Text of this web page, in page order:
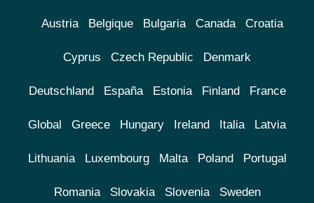
Austria Belgique Bulgaria Canada Croatia
Cyprus Czech Republic Denmark
Deutschland España Estonia Finland France
Global Greece Hungary Ireland Italia Latvia
Lithuania Luxembourg Malta Poland Portugal
Romania Slovakia Slovenia Sweden